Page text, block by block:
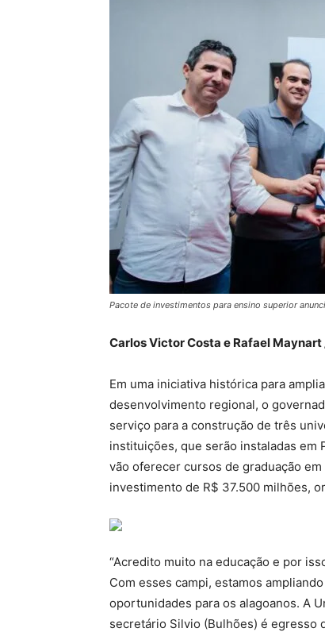
Pacote de investimentos para ensino superior
Carlos Victor Costa e Rafael
Em uma iniciativa histórica para
desenvolvimento regional, o
serviço para a construção de três
instituições, que serão instaladas em
vão oferecer cursos de graduação
investimento de R$ 37.500 milhões,
“Acredito muito na educação e por
Com esses campi, estamos
oportunidades para os alagoanos. A
secretário Silvio (Bulhões) é egresso